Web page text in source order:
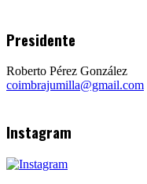
Presidente
Roberto Pérez González
coimbrajumilla@gmail.com
Instagram